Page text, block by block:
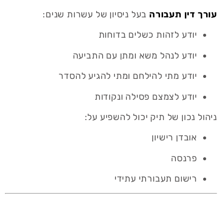
עורך דין תעבורה בעל ניסיון של עשרות שנים:
יודע לזהות כשלים בדוחות
יודע לנהל משא ומתן עם התביעה
יודע מתי להילחם ומתי להגיע להסדר
יודע לצמצם פסילה ונקודות
ניהול נכון של תיק יכול להשפיע על:
אובדן רישיון
פרנסה
רישום תעבורתי עתידי